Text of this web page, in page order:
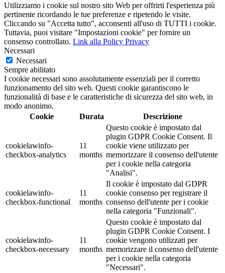
Utilizziamo i cookie sul nostro sito Web per offrirti l'esperienza più
pertinente ricordando le tue preferenze e ripetendo le visite.
Cliccando su "Accetta tutto", acconsenti all'uso di TUTTI i cookie.
Tuttavia, puoi visitare "Impostazioni cookie" per fornire un
consenso controllato. Link alla Policy Privacy
Necessari
Necessari
Sempre abilitato
I cookie necessari sono assolutamente essenziali per il corretto
funzionamento del sito web. Questi cookie garantiscono le
funzionalità di base e le caratteristiche di sicurezza del sito web, in
modo anonimo.
Cookie
Durata Descrizione
cookielawinfo-
checkbox-analytics
11
months
Questo cookie è impostato dal
plugin GDPR Cookie Consent. Il
cookie viene utilizzato per
memorizzare il consenso dell'utente
per i cookie nella categoria
"Analisi".
cookielawinfo-
checkbox-functional
11
months
Il cookie è impostato dal GDPR
cookie consenso per registrare il
consenso dell'utente per i cookie
nella categoria "Funzionali".
cookielawinfo-
checkbox-necessary
11
months
Questo cookie è impostato dal
plugin GDPR Cookie Consent. I
cookie vengono utilizzati per
memorizzare il consenso dell'utente
per i cookie nella categoria
"Necessari".